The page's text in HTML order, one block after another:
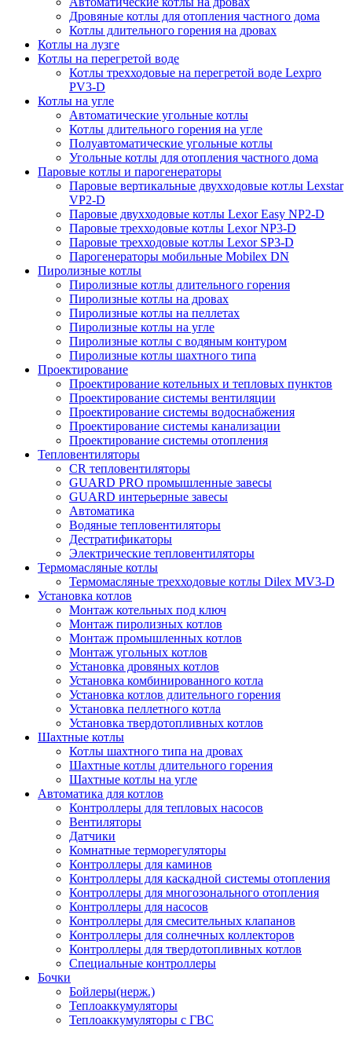
Дровяные котлы для отопления частного дома
Котлы длительного горения на дровах
Котлы на лузге
Котлы на перегретой воде
Котлы трехходовые на перегретой воде Lexpro
PV3-D
Котлы на угле
Автоматические угольные котлы
Котлы длительного горения на угле
Полуавтоматические угольные котлы
Угольные котлы для отопления частного дома
Паровые котлы и парогенераторы
Паровые вертикальные двухходовые котлы Lexstar
VP2-D
Паровые двухходовые котлы Lexor Easy NP2-D
Паровые трехходовые котлы Lexor NP3-D
Паровые трехходовые котлы Lexor SP3-D
Парогенераторы мобильные Mobilex DN
Пиролизные котлы
Пиролизные котлы длительного горения
Пиролизные котлы на дровах
Пиролизные котлы на пеллетах
Пиролизные котлы на угле
Пиролизные котлы с водяным контуром
Пиролизные котлы шахтного типа
Проектирование
Проектирование котельных и тепловых пунктов
Проектирование системы вентиляции
Проектирование системы водоснабжения
Проектирование системы канализации
Проектирование системы отопления
Тепловентиляторы
CR тепловентиляторы
GUARD PRO промышленные завесы
GUARD интерьерные завесы
Автоматика
Водяные тепловентиляторы
Дестратификаторы
Электрические тепловентиляторы
Термомасляные котлы
Термомасляные трехходовые котлы Dilex MV3-D
Установка котлов
Монтаж котельных под ключ
Монтаж пиролизных котлов
Монтаж промышленных котлов
Монтаж угольных котлов
Установка дровяных котлов
Установка комбинированного котла
Установка котлов длительного горения
Установка пеллетного котла
Установка твердотопливных котлов
Шахтные котлы
Котлы шахтного типа на дровах
Шахтные котлы длительного горения
Шахтные котлы на угле
Автоматика для котлов
Контроллеры для тепловых насосов
Вентиляторы
Датчики
Комнатные терморегуляторы
Контроллеры для каминов
Контроллеры для каскадной системы отопления
Контроллеры для многозонального отопления
Контроллеры для насосов
Контроллеры для смесительных клапанов
Контроллеры для солнечных коллекторов
Контроллеры для твердотопливных котлов
Специальные контроллеры
Бочки
Бойлеры(нерж.)
Теплоаккумуляторы
Теплоаккумуляторы с ГВС